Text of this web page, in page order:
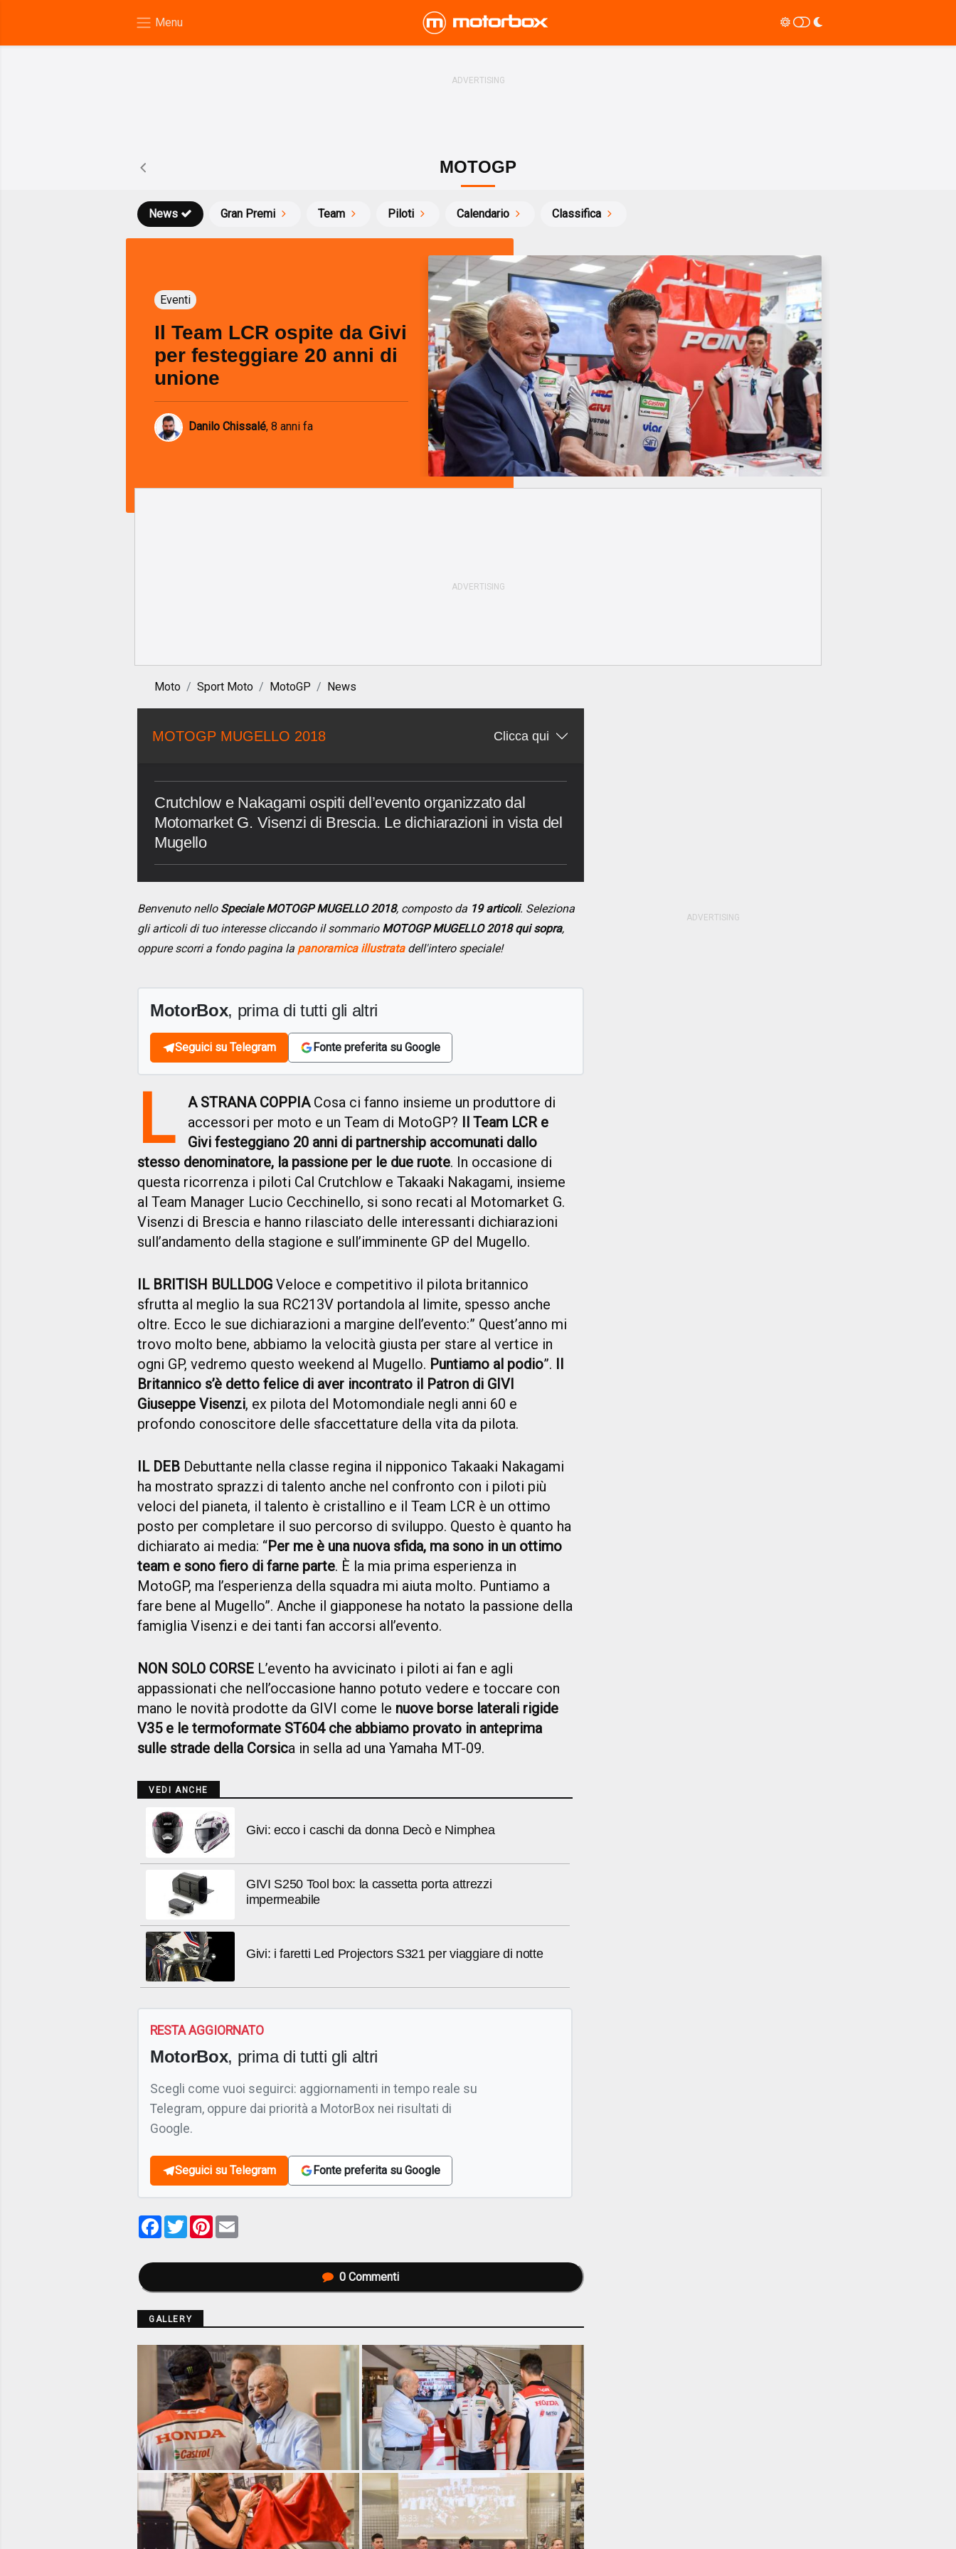
MOTOGP
News Gran Premi Team Piloti Calendario Classifica
Eventi
Il Team LCR ospite da Givi
per festeggiare 20 anni di
unione
Danilo Chissalé, 8 anni fa
Moto Sport Moto MotoGP News
MOTOGP MUGELLO 2018 Clicca qui
Crutchlow e Nakagami ospiti dell’evento organizzato dal
Motomarket G. Visenzi di Brescia. Le dichiarazioni in vista del
Mugello
Benvenuto nello Speciale MOTOGP MUGELLO 2018, composto da 19 articoli. Seleziona
gli articoli di tuo interesse cliccando il sommario MOTOGP MUGELLO 2018 qui sopra,
oppure scorri a fondo pagina la panoramica illustratadell'intero speciale!
MotorBox, prima di tutti gli altri
Seguici su Telegram Fonte preferita su Google
L A STRANA COPPIACosa ci fanno insieme un produttore di
accessori per moto e un Team di MotoGP? Il Team LCR e
Givi festeggiano 20 anni di partnership accomunati dallo
stesso denominatore, la passione per le due ruote. In occasione di
questa ricorrenza i piloti Cal Crutchlow e Takaaki Nakagami, insieme
al Team Manager Lucio Cecchinello, si sono recati al Motomarket G.
Visenzi di Brescia e hanno rilasciato delle interessanti dichiarazioni
sull’andamento della stagione e sull’imminente GP del Mugello.
IL BRITISH BULLDOG Veloce e competitivo il pilota britannico
sfrutta al meglio la sua RC213V portandola al limite, spesso anche
oltre. Ecco le sue dichiarazioni a margine dell’evento:” Quest’anno mi
trovo molto bene, abbiamo la velocità giusta per stare al vertice in
ogni GP, vedremo questo weekend al Mugello. Puntiamo al podio”. Il
Britannico s’è detto felice di aver incontrato il Patron di GIVI
Giuseppe Visenzi, ex pilota del Motomondiale negli anni 60 e
profondo conoscitore delle sfaccettature della vita da pilota.
IL DEB Debuttante nella classe regina il nipponico Takaaki Nakagami
ha mostrato sprazzi di talento anche nel confronto con i piloti più
veloci del pianeta, il talento è cristallino e il Team LCR è un ottimo
posto per completare il suo percorso di sviluppo. Questo è quanto ha
dichiarato ai media: “Per me è una nuova sfida, ma sono in un ottimo
team e sono fiero di farne parte. È la mia prima esperienza in
MotoGP, ma l’esperienza della squadra mi aiuta molto. Puntiamo a
fare bene al Mugello”. Anche il giapponese ha notato la passione della
famiglia Visenzi e dei tanti fan accorsi all’evento.
NON SOLO CORSE L’evento ha avvicinato i piloti ai fan e agli
appassionati che nell’occasione hanno potuto vedere e toccare con
mano le novità prodotte da GIVI come le nuove borse laterali rigide
V35 e le termoformate ST604 che abbiamo provato in anteprima
sulle strade della Corsica in sella ad una Yamaha MT-09.
VEDI ANCHE
Givi: ecco i caschi da donna Decò e Nimphea
GIVI S250 Tool box: la cassetta porta attrezzi
impermeabile
Givi: i faretti Led Projectors S321 per viaggiare di notte
RESTA AGGIORNATO
MotorBox, prima di tutti gli altri
Scegli come vuoi seguirci: aggiornamenti in tempo reale su
Telegram, oppure dai priorità a MotorBox nei risultati di
Google.
Seguici su Telegram Fonte preferita su Google
Facebook
TwitterPinterest
0 Commenti
GALLERY